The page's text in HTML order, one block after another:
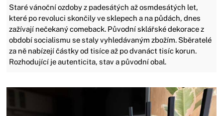
Staré vánoční ozdoby z padesátých až osmdesátých let,
které po revoluci skončily ve sklepech a na půdách, dnes
zažívají nečekaný comeback. Původní sklářské dekorace z
období socialismu se staly vyhledávaným zbožím. Sběratelé
za ně nabízejí částky od tisíce až po dvanáct tisíc korun.
Rozhodující je autenticita, stav a původní obal.